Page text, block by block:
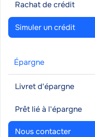
Rachat de crédit
Simuler un crédit
Épargne
Livret d'épargne
Prêt lié à l'épargne
Nous contacter